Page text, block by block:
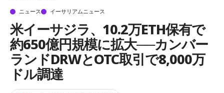
ニュース イーサリアムニュース
米イーサジラ、10.2万ETH保有で
約650億円規模に拡大──カンバー
ランドDRWとOTC取引で8,000万
ドル調達